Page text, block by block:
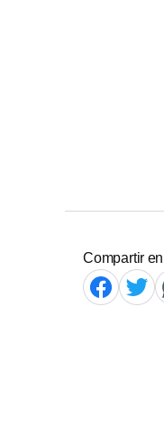
Compartir en